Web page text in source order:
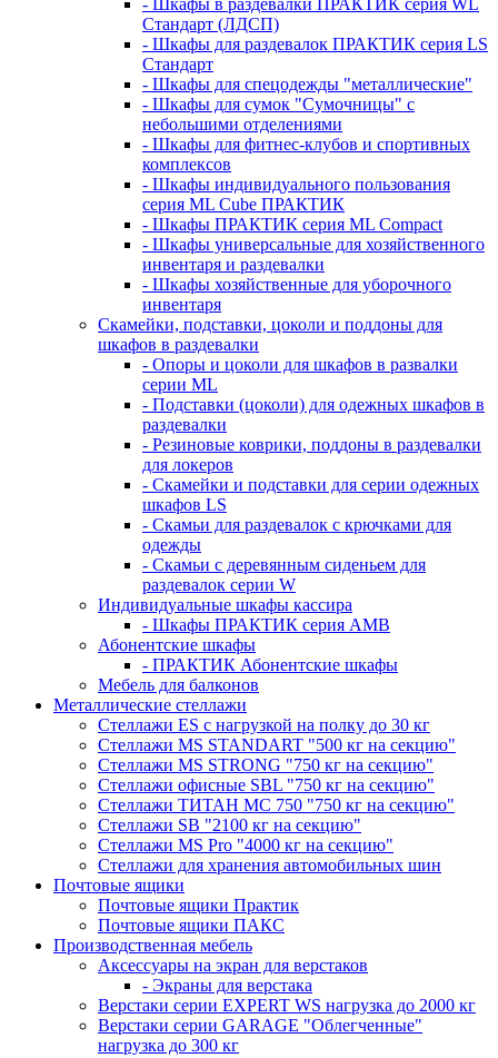
- Шкафы в раздевалки ПРАКТИК серия WL
Стандарт (ЛДСП)
- Шкафы для раздевалок ПРАКТИК серия LS
Стандарт
- Шкафы для спецодежды "металлические"
- Шкафы для сумок "Сумочницы" с
небольшими отделениями
- Шкафы для фитнес-клубов и спортивных
комплексов
- Шкафы индивидуального пользования
серия ML Cube ПРАКТИК
- Шкафы ПРАКТИК серия ML Compact
- Шкафы универсальные для хозяйственного
инвентаря и раздевалки
- Шкафы хозяйственные для уборочного
инвентаря
Скамейки, подставки, цоколи и поддоны для
шкафов в раздевалки
- Опоры и цоколи для шкафов в развалки
серии ML
- Подставки (цоколи) для одежных шкафов в
раздевалки
- Резиновые коврики, поддоны в раздевалки
для локеров
- Скамейки и подставки для серии одежных
шкафов LS
- Скамьи для раздевалок с крючками для
одежды
- Скамьи с деревянным сиденьем для
раздевалок серии W
Индивидуальные шкафы кассира
- Шкафы ПРАКТИК серия AMB
Абонентские шкафы
- ПРАКТИК Абонентские шкафы
Мебель для балконов
Металлические стеллажи
Стеллажи ES с нагрузкой на полку до 30 кг
Стеллажи MS STANDART "500 кг на секцию"
Стеллажи MS STRONG "750 кг на секцию"
Стеллажи офисные SBL "750 кг на секцию"
Стеллажи ТИТАН МС 750 "750 кг на секцию"
Стеллажи SB "2100 кг на секцию"
Стеллажи MS Pro "4000 кг на секцию"
Стеллажи для хранения автомобильных шин
Почтовые ящики
Почтовые ящики Практик
Почтовые ящики ПАКС
Производственная мебель
Аксессуары на экран для верстаков
- Экраны для верстака
Верстаки серии EXPERT WS нагрузка до 2000 кг
Верстаки серии GARAGE "Облегченные"
нагрузка до 300 кг